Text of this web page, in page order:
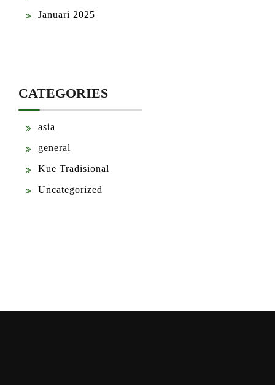
Januari 2025
CATEGORIES
asia
general
Kue Tradisional
Uncategorized